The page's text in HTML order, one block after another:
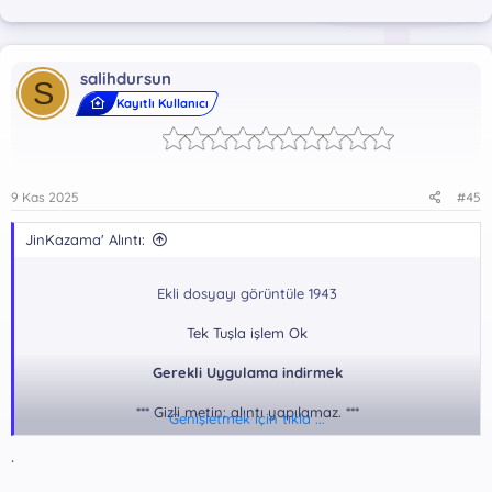
S salihdursun
Kayıtlı Kullanıcı
9 Kas 2025 #45
JinKazama' Alıntı:
Ekli dosyayı görüntüle 1943
Tek Tuşla işlem Ok
Gerekli Uygulama indirmek
*** Gizli metin: alıntı yapılamaz. ***
Genişletmek için tıkla ...
.